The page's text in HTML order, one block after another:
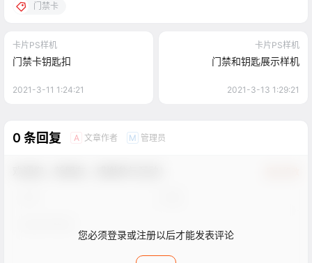
门禁卡
卡片PS样机
门禁卡钥匙扣
2021-3-11 1:24:21
卡片PS样机
门禁和钥匙展示样机
2021-3-13 1:29:21
0 条回复 A 文章作者 M 管理员
您必须登录或注册以后才能发表评论